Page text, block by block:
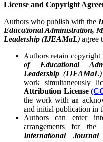
License and Copyright
Authors who publish with the
Educational Administration,
Leadership (IJEAMaL) agree
Authors retain copyright
of Educational
Leadership (IJEAMaL)
work simultaneously
Attribution License
the work with an
and initial publication in
Authors can enter
arrangements for the
International